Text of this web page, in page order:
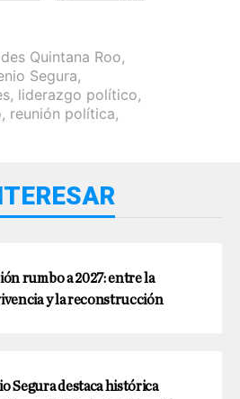
Quintana Roo,
Segura,
, liderazgo político,
, reunión política,
rumbo a 2027: entre la
y la reconstrucción
Segura destaca histórica